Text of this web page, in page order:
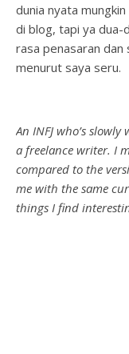
dunia nyata
di blog, tapi ya dua-
rasa penasaran dan
menurut saya seru.
An INFJ who’s
a freelance writer. I
compared to the
me with the same
things I find